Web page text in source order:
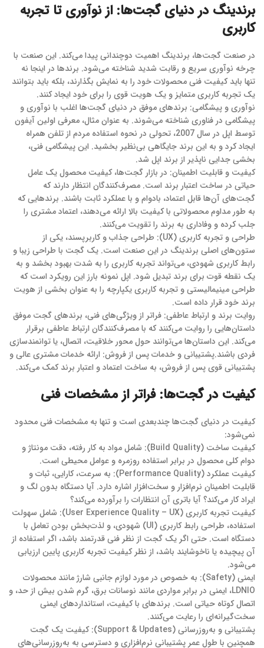
برندینگ در دنیای گجت‌ها: از نوآوری تا تجربه
کاربری
در صنعت گجت‌ها، برندینگ اهمیت دوچندانی پیدا می‌کند. این صنعت با
چرخه نوآوری سریع و رقابت شدید شناخته می‌شود. برندها در اینجا نه
تنها باید کیفیت فنی محصولات خود را به نمایش بگذارند، بلکه باید بتوانند
یک تجربه کاربری متمایز و یک هویت قوی را برای خود ایجاد کنند.
نوآوری و پیشگامی: برندهای موفق در دنیای گجت‌ها اغلب با نوآوری و
پیشگامی در فناوری شناخته می‌شوند. به عنوان مثال، معرفی اولین آیفون
توسط اپل در سال 2007، تحولی در نحوه استفاده مردم از تلفن همراه
ایجاد کرد و به این برند جایگاهی بی‌نظیر بخشید. این پیشگامی فنی،
بخشی جدایی ناپذیر از برند اپل شد.
کیفیت و قابلیت اطمینان: در بازار گجت‌ها، کیفیت محصول یک عامل
حیاتی در ساخت اعتبار برند است. مصرف‌کنندگان انتظار دارند که
گجت‌های آن‌ها قابل اعتماد، بادوام و با عملکرد ثابت باشند. برندهایی که
به طور مداوم محصولاتی با کیفیت بالا ارائه می‌دهند، اعتماد مشتری را
جلب کرده و وفاداری به برند را تقویت می‌کنند.
طراحی و تجربه کاربری (UX): طراحی جذاب و کاربرپسند، یکی از
ستون‌های اصلی برندینگ در این صنعت است. یک گجت با طراحی زیبا و
رابط کاربری شهودی، می‌تواند تجربه کاربری را به شدت بهبود بخشد و به
یک نقطه قوت برای برند تبدیل شود. اپل نمونه بارز این رویکرد است که
طراحی مینیمالیستی و تجربه کاربری یکپارچه را به عنوان بخشی از هویت
برند خود قرار داده است.
روایت برند و ارتباط عاطفی: فراتر از ویژگی‌های فنی، برندهای گجت موفق
داستان‌هایی را روایت می‌کنند که با مصرف‌کنندگان ارتباط عاطفی برقرار
می‌کند. این داستان‌ها می‌توانند حول محور خلاقیت، اتصال، یا توانمندسازی
فردی باشند.پشتیبانی و خدمات پس از فروش: ارائه خدمات مشتری عالی و
پشتیبانی قوی پس از فروش، به ساخت اعتماد و اعتبار برند کمک می‌کند.
کیفیت در گجت‌ها: فراتر از مشخصات فنی
کیفیت در دنیای گجت‌ها چندبعدی است و تنها به مشخصات فنی محدود
نمی‌شود:
کیفیت ساخت (Build Quality): شامل مواد به کار رفته، دقت مونتاژ و
دوام کلی محصول در برابر استفاده روزمره و عوامل محیطی است.
کیفیت عملکرد (Performance Quality): به سرعت، کارایی، ثبات و
قابلیت اطمینان نرم‌افزار و سخت‌افزار اشاره دارد. آیا دستگاه بدون لگ و
ایراد کار می‌کند؟ آیا باتری آن انتظارات را برآورده می‌کند؟
کیفیت تجربه کاربری (User Experience Quality – UX): شامل سهولت
استفاده، طراحی رابط کاربری (UI) شهودی، و لذت‌بخش بودن تعامل با
دستگاه است. حتی اگر یک گجت از نظر فنی قدرتمند باشد، اگر استفاده از
آن پیچیده یا ناخوشایند باشد، از نظر کیفیت تجربه کاربری پایین ارزیابی
می‌شود.
ایمنی (Safety): به خصوص در مورد لوازم جانبی شارژ مانند محصولات
LDNIO، ایمنی در برابر مواردی مانند نوسانات برق، گرم شدن بیش از حد، و
اتصال کوتاه حیاتی است. برندهای با کیفیت، استانداردهای ایمنی
سخت‌گیرانه‌ای را رعایت می‌کنند.
پشتیبانی و به‌روزرسانی (Support & Updates): کیفیت یک گجت
همچنین با طول عمر پشتیبانی نرم‌افزاری و دسترسی به به‌روزرسانی‌های